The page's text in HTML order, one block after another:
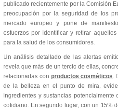
publicado recientemente por la Comisión
preocupación por la seguridad de los
mercado europeo y pone de
esfuerzos por identificar y retirar
para la salud de los consumidores.
Un análisis detallado de las alertas
revela que más de un tercio de ellas,
relacionadas con productos cosméticos.
de la belleza en el punto de mira,
ingredientes y sustancias potencialmente
cotidiano. En segundo lugar, con un 15%